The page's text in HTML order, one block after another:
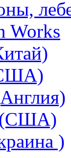
Works
(США)
)